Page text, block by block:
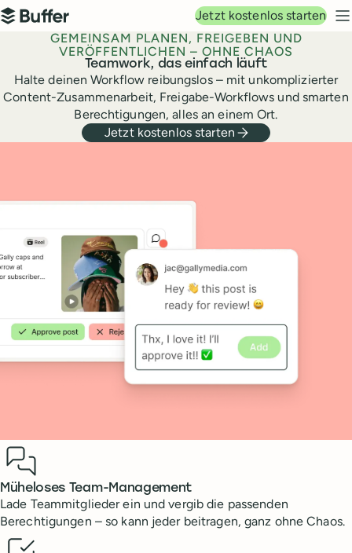
Hauptnavigation
Buffer
Jetzt kostenlos starten
GEMEINSAM PLANEN, FREIGEBEN UND
VERÖFFENTLICHEN – OHNE CHAOS
Teamwork, das einfach läuft
Halte deinen Workflow reibungslos – mit unkomplizierter
Content-Zusammenarbeit, Freigabe-Workflows und smarten
Berechtigungen, alles an einem Ort.
Jetzt kostenlos starten
Benefits
Müheloses Team-Management
Lade Teammitglieder ein und vergib die passenden
Berechtigungen – so kann jeder beitragen, ganz ohne Chaos.